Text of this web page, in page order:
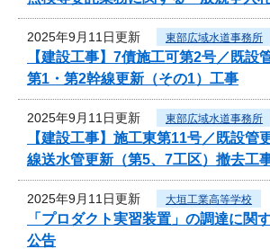
2025年9月11日更新 東部広域水道事務所
【建設工事】7債施工可第2号／既
第1・第2幹線更新（その1）工事
2025年9月11日更新 東部広域水道事務所
【建設工事】施工東第11号／既設
線送水管更新（第5、7工区）撤去工
2025年9月11日更新 大垣工業高等学校
「プロダクト実習装置」の調達に関
公告